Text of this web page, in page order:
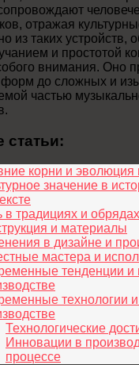
отражая
из таких устройств,
и простотой
внимания. Оно
форм до сложных и
частью
статьи:
корни и эволюция
значение в
в традициях и обрядах
и материалы
в дизайне и
мастера и
тенденции и
технологии
Технологические
Инновации в
процессе